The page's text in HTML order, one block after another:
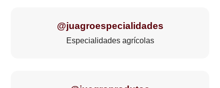
@juagroespecialidades
Especialidades agrícolas